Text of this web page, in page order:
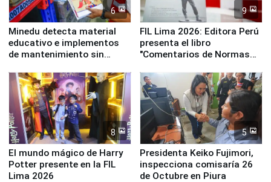
6
Minedu detecta material
educativo e implementos
de mantenimiento sin
la UGEL 2
9
FIL Lima 2026: Editora Perú
presenta el libro
"Comentarios de Normas
Derecho Colectivo"
8
El mundo mágico de Harry
Potter presente en la FIL
Lima 2026
5
Presidenta Keiko Fujimori,
inspecciona comisaría 26
de Octubre en Piura